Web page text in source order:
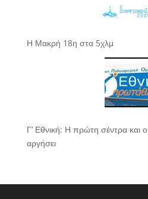
Η Μακρή 18η στα 5χλμ
Γ’ Εθνική: Η πρώτη σέντρα και
αργήσει